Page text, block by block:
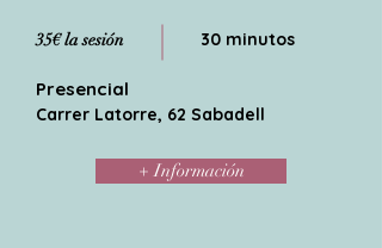
35€ la sesión 30 minutos
Presencial
Carrer Latorre, 62 Sabadell
+ Información